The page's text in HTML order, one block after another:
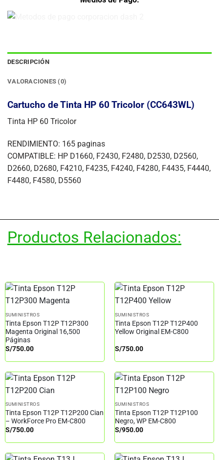
DESCRIPCIÓN
VALORACIONES (0)
Cartucho de Tinta HP 60 Tricolor (CC643WL)
Tinta HP 60 Tricolor
RENDIMIENTO: 165 paginas
COMPATIBLE: HP D1660, F2430, F2480, D2530, D2560,
D2660, D2680, F4210, F4235, F4240, F4280, F4435, F4440,
F4480, F4580, D5560
Productos Relacionados:
SUMINISTROS
Tinta Epson T12P T12P300
Magenta Original 16,500
Páginas
S/750.00
SUMINISTROS
Tinta Epson T12P T12P400
Yellow Original EM-C800
S/750.00
SUMINISTROS
Tinta Epson T12P T12P200 Cian
– WorkForce Pro EM-C800
S/750.00
SUMINISTROS
Tinta Epson T12P T12P100
Negro, WP EM-C800
S/950.00